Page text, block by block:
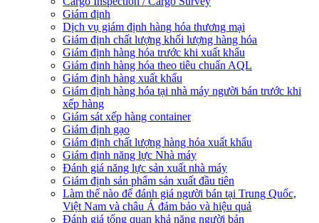
Giám định
Dịch vụ giám định hàng hóa thương mại
Giám định chất lượng khối lượng hàng hóa
Giám định hàng hóa trước khi xuất khẩu
Giám định hàng hóa theo tiêu chuẩn AQL
Giám định hàng xuất khẩu
Giám định hàng hóa tại nhà máy người bán trước khi
xếp hàng
Giám sát xếp hàng container
Giám định gạo
Giám định chất lượng hàng hóa xuất khẩu
Giám định năng lực Nhà máy
Đánh giá năng lực sản xuất nhà máy
Giám định sản phẩm sản xuất đầu tiên
Làm thế nào để đánh giá người bán tại Trung Quốc,
Việt Nam và châu Á đảm bảo và hiệu quả
Đánh giá tổng quan khả năng người bán